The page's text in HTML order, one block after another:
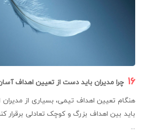
۱۶ چرا مدیران باید دست از تعیین اهداف آسان
هنگام تعیین اهداف تیمی، بسیاری از
باید بین اهداف بزرگ و کوچک تعادلی برقرار
...